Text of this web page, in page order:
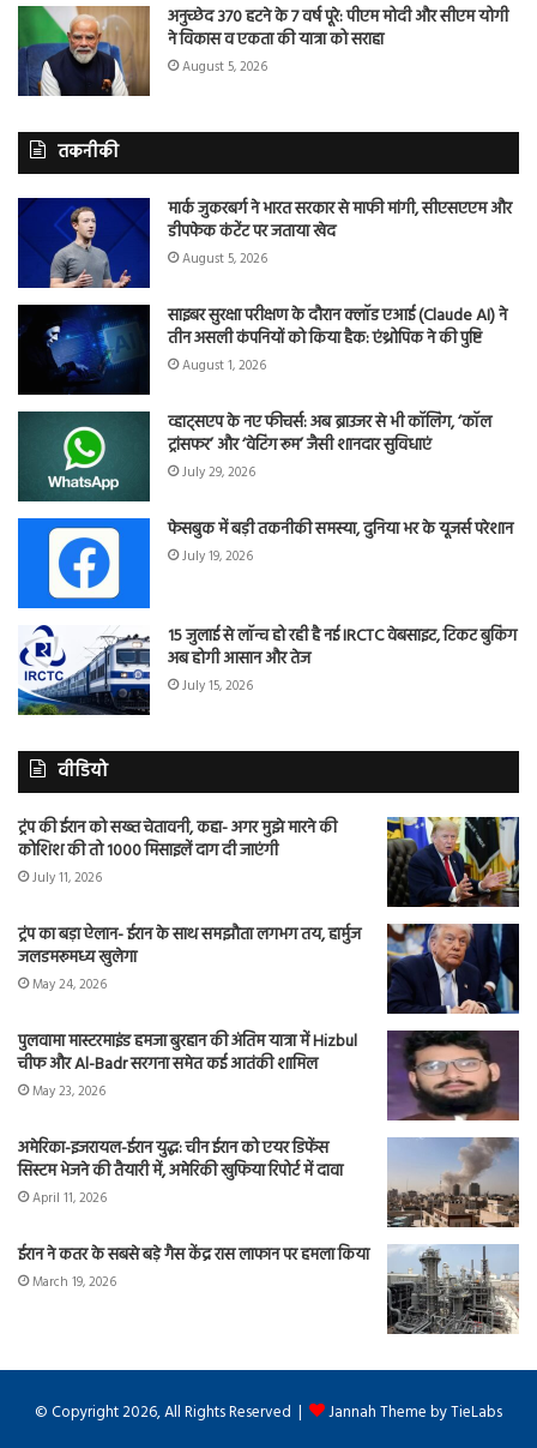
अनुच्छेद 370 हटने के 7 वर्ष पूरे: पीएम मोदी और सीएम योगी
ने विकास व एकता की यात्रा को सराहा
August 5, 2026
तकनीकी
मार्क जुकरबर्ग ने भारत सरकार से माफी मांगी, सीएसएएम और
डीपफेक कंटेंट पर जताया खेद
August 5, 2026
साइबर सुरक्षा परीक्षण के दौरान क्लॉड एआई (Claude AI) ने
तीन असली कंपनियों को किया हैक: एंथ्रोपिक ने की पुष्टि
August 1, 2026
व्हाट्सएप के नए फीचर्स: अब ब्राउजर से भी कॉलिंग, ‘कॉल
ट्रांसफर’ और ‘वेटिंग रूम’ जैसी शानदार सुविधाएं
July 29, 2026
फेसबुक में बड़ी तकनीकी समस्या, दुनिया भर के यूजर्स परेशान
July 19, 2026
15 जुलाई से लॉन्च हो रही है नई IRCTC वेबसाइट, टिकट बुकिंग
अब होगी आसान और तेज
July 15, 2026
वीडियो
ट्रंप की ईरान को सख्त चेतावनी, कहा- अगर मुझे मारने की
कोशिश की तो 1000 मिसाइलें दाग दी जाएंगी
July 11, 2026
ट्रंप का बड़ा ऐलान- ईरान के साथ समझौता लगभग तय, हार्मुज
जलडमरूमध्य खुलेगा
May 24, 2026
पुलवामा मास्टरमाइंड हमजा बुरहान की अंतिम यात्रा में Hizbul
चीफ और Al-Badr सरगना समेत कई आतंकी शामिल
May 23, 2026
अमेरिका-इजरायल-ईरान युद्ध: चीन ईरान को एयर डिफेंस
सिस्टम भेजने की तैयारी में, अमेरिकी खुफिया रिपोर्ट में दावा
April 11, 2026
ईरान ने कतर के सबसे बड़े गैस केंद्र रास लाफान पर हमला किया
March 19, 2026
© Copyright 2026, All Rights Reserved | Jannah Theme by TieLabs